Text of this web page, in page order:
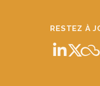
RESTEZ À